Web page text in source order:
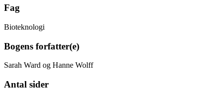
Fag
Bioteknologi
Bogens forfatter(e)
Sarah Ward og Hanne Wolff
Antal sider